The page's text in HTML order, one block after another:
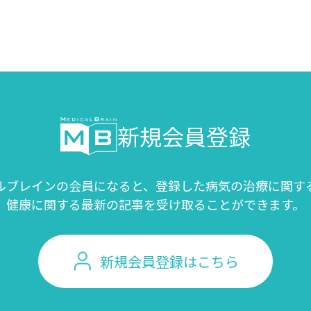
新規会員登録
ブレインの会員になると、登録した病気の治療に関す
健康に関する最新の記事を受け取ることができます。
新規会員登録はこちら